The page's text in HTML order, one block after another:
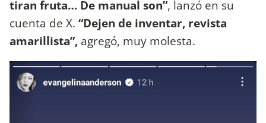
tiran fruta… De manual son”, lanzó en su
cuenta de X. “Dejen de inventar, revista
amarillista”, agregó, muy molesta.